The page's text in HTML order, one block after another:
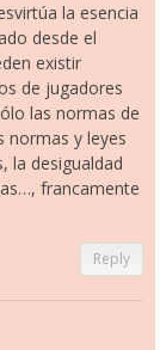
la esencia
desde el
existir
de jugadores
las normas de
normas y leyes
la desigualdad
francamente
Reply